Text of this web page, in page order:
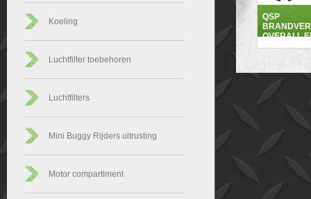
Koeling
Luchtfilter toebehoren
Luchtfilters
Mini Buggy Rijders uitrusting
Motor compartiment
QSP
OVERALL